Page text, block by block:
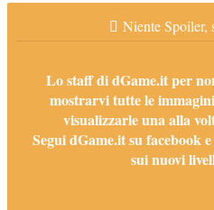
Niente Spoiler,
Lo staff di dGame.it per
mostrarvi tutte le
visualizzarle una alla
Segui dGame.it su facebook
sui nuovi